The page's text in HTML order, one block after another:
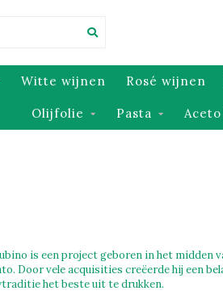
Witte wijnen Rosé wijnen
Olijfolie Pasta
is een project geboren in het midden
Door vele acquisities creëerde hij een
het beste uit te drukken.